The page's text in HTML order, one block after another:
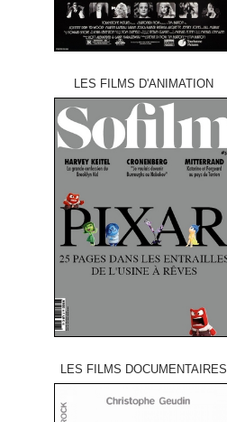
LES FILMS D'ANIMATION
LES FILMS DOCUMENTAIRES